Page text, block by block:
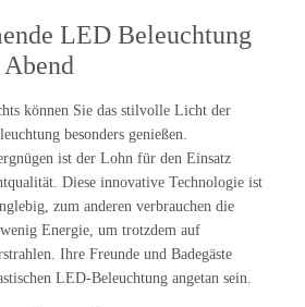
LED Beleuchtung
können Sie das stilvolle Licht der
besonders genießen.
ist der Lohn für den Einsatz
Diese innovative Technologie ist
zum anderen verbrauchen die
Energie, um trotzdem auf
Ihre Freunde und Badegäste
LED-Beleuchtung angetan sein.